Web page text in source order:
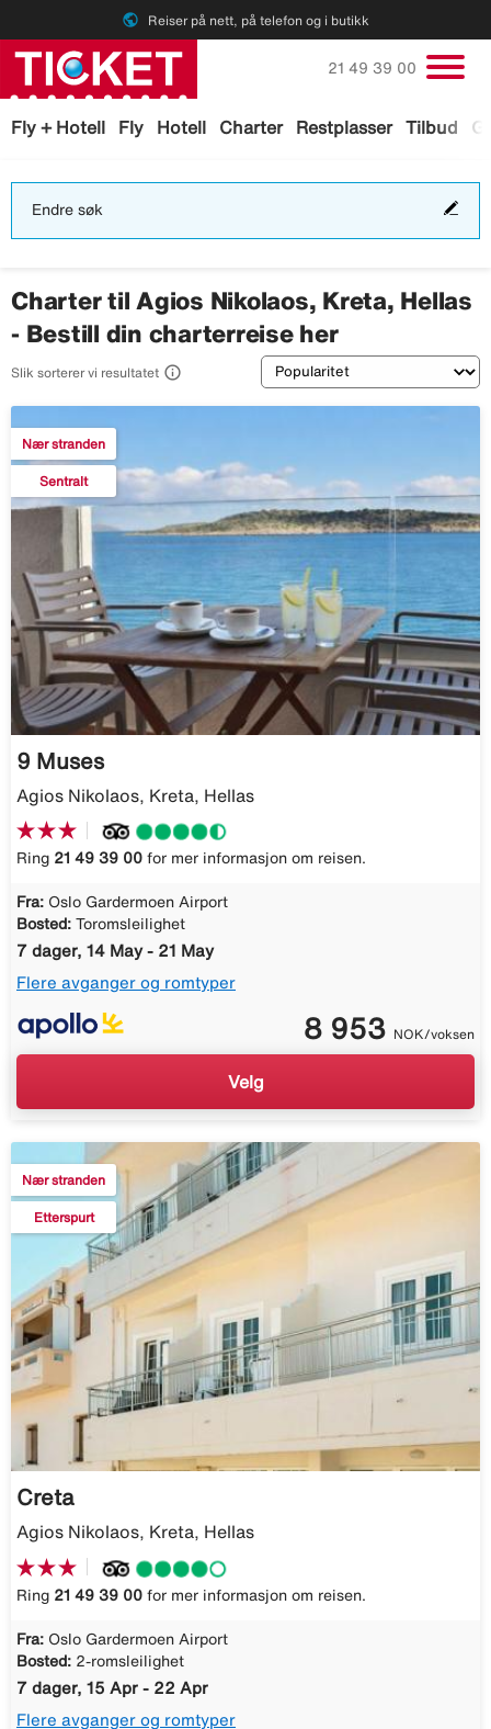
public Reiser på nett, på telefon og i butikk
Fly + Hotell Fly Hotell Charter Restplasser Tilbud
Ring oss på
21 49 39 00
Endre søk
Charter til Agios Nikolaos, Kreta, Hellas
- Bestill din charterreise her
Slik sorterer vi resultatet  Sortering
Nær stranden
Sentralt
9 Muses
Agios Nikolaos, Kreta, Hellas
Ring 21 49 39 00 for mer informasjon om reisen.
Fra: Oslo Gardermoen Airport
Bosted: Toromsleilighet
7 dager, 14 May - 21 May
Flere avganger og romtyper
8 953 NOK/voksen
Velg
Nær stranden
Etterspurt
Creta
Agios Nikolaos, Kreta, Hellas
Ring 21 49 39 00 for mer informasjon om reisen.
Fra: Oslo Gardermoen Airport
Bosted: 2-romsleilighet
7 dager, 15 Apr - 22 Apr
Flere avganger og romtyper